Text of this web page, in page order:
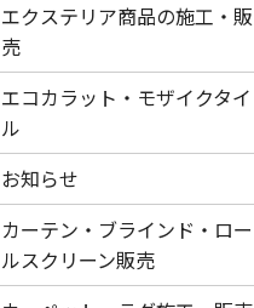
エクステリア商品の施工・販
売
エコカラット・モザイクタイ
ル
お知らせ
カーテン・ブラインド・ロー
ルスクリーン販売